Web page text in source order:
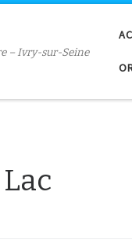
– Ivry-sur-Seine